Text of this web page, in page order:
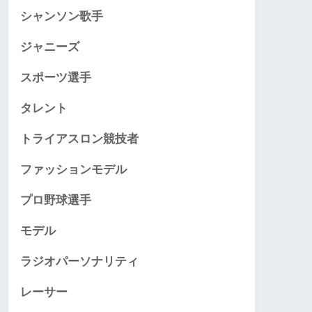
シャンソン歌手
ジャニーズ
スポーツ選手
タレント
トライアスロン競技者
ファッションモデル
プロ野球選手
モデル
ラジオパーソナリティ
レーサー